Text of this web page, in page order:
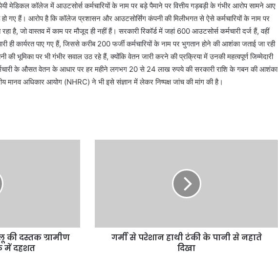
मेडिकल कॉलेज में आउटसोर्स कर्मचारियों के नाम पर बड़े पैमाने पर वित्तीय गड़बड़ी के गंभीर आरोप सामने आए
गए हैं। आरोप है कि कॉलेज प्रशासन और आउटसोर्सिंग कंपनी की मिलीभगत से ऐसे कर्मचारियों के नाम पर
है, जो वास्तव में काम पर मौजूद ही नहीं हैं। सरकारी रिकॉर्ड में जहां 600 आउटसोर्स कर्मचारी दर्ज हैं, वहीं
ही कार्यरत पाए गए हैं, जिससे करीब 200 फर्जी कर्मचारियों के नाम पर भुगतान होने की आशंका जताई जा रही
भूमिका पर भी गंभीर सवाल उठ रहे हैं, क्योंकि वेतन जारी करने की प्रक्रिया में उनकी महत्वपूर्ण जिम्मेदारी
के औसत वेतन के आधार पर हर महीने लगभग 20 से 24 लाख रुपये की सरकारी राशि के गबन की आशंका
मानव अधिकार आयोग (NHRC) ने भी इसे संज्ञान में लेकर निष्पक्ष जांच की मांग की है।
की दस्तक ग्रामीण
में दहशत
गर्मी से परेशान हाथी टंकी के पानी से नहाते
दिखा